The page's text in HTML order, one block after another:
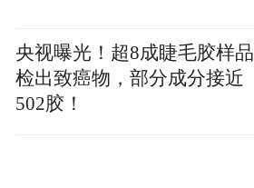
央视曝光！超8成睫毛胶样品
检出致癌物，部分成分接近
502胶！